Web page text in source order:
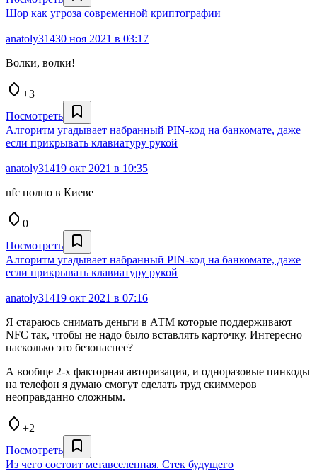
Шор как угроза современной криптографии
anatoly31430 ноя 2021 в 03:17
Волки, волки!
+3
Посмотреть
Алгоритм угадывает набранный PIN-код на банкомате, даже
если прикрывать клавиатуру рукой
anatoly31419 окт 2021 в 10:35
nfc полно в Киеве
0
Посмотреть
Алгоритм угадывает набранный PIN-код на банкомате, даже
если прикрывать клавиатуру рукой
anatoly31419 окт 2021 в 07:16
Я стараюсь снимать деньги в АТМ которые поддерживают
NFC так, чтобы не надо было вставлять карточку. Интересно
насколько это безопаснее?
А вообще 2-х факторная авторизация, и одноразовые пинкоды
на телефон я думаю смогут сделать труд скиммеров
неоправданно сложным.
+2
Посмотреть
Из чего состоит метавселенная. Стек будущего